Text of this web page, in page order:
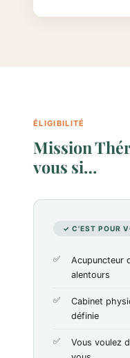
ÉLIGIBILITÉ
Mission
vous si…
✓ C'EST POUR
Acupuncteur
alentours
Cabinet
définie
Vous voulez